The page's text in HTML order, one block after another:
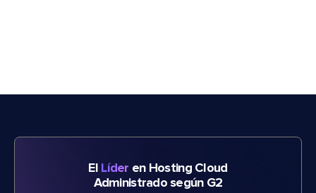
El Líder en Hosting Cloud
Administrado según G2